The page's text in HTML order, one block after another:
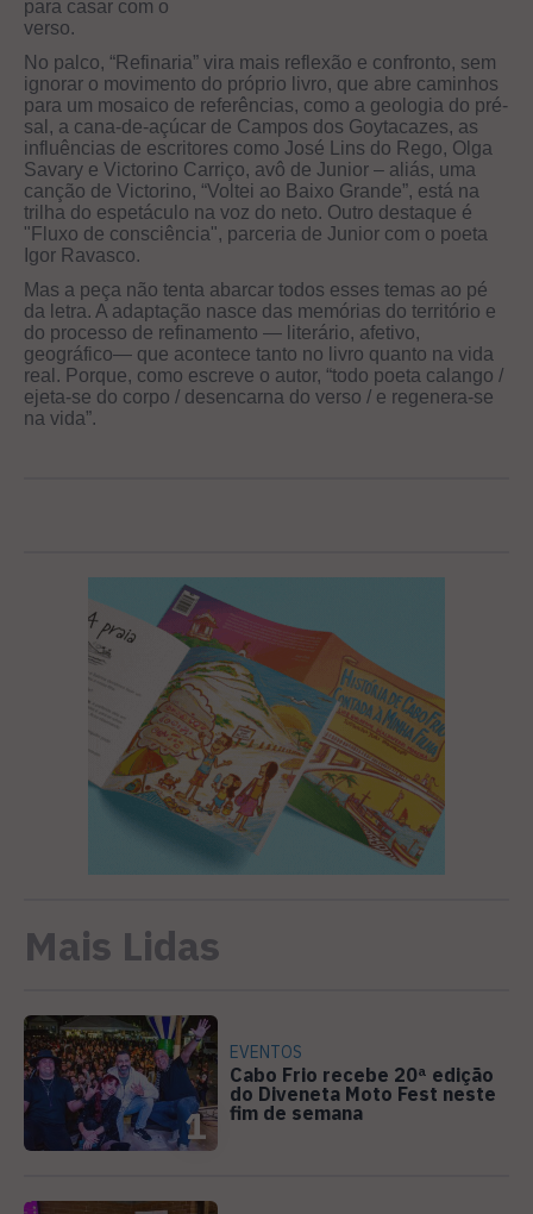
para casar com o
No palco, “Refinaria” vira mais reflexão e confronto, sem
ignorar o movimento do próprio livro, que abre caminhos
para um mosaico de referências, como a geologia do pré-
sal, a cana-de-açúcar de Campos dos Goytacazes, as
influências de escritores como José Lins do Rego, Olga
Savary e Victorino Carriço, avô de Junior – aliás, uma
canção de Victorino, “Voltei ao Baixo Grande”, está na
trilha do espetáculo na voz do neto. Outro destaque é
"Fluxo de consciência", parceria de Junior com o poeta
Igor Ravasco.
Mas a peça não tenta abarcar todos esses temas ao pé
da letra. A adaptação nasce das memórias do território e
do processo de refinamento — literário, afetivo,
geográfico— que acontece tanto no livro quanto na vida
real. Porque, como escreve o autor, “todo poeta calango /
ejeta-se do corpo / desencarna do verso / e regenera-se
na vida”.
Mais Lidas
1
EVENTOS
Cabo Frio recebe 20ª edição
do Diveneta Moto Fest neste
fim de semana